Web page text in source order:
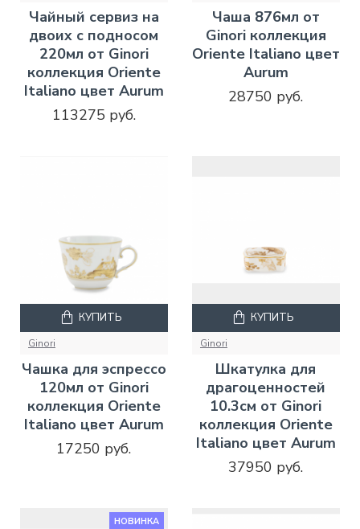
Чайный сервиз на
двоих с подносом
220мл от Ginori
коллекция Oriente
Italiano цвет Aurum
113275 руб.
Чаша 876мл от
Ginori коллекция
Oriente Italiano цвет
Aurum
28750 руб.
Ginori
Чашка для эспрессо
120мл от Ginori
коллекция Oriente
Italiano цвет Aurum
17250 руб.
КУПИТЬ
Ginori
Шкатулка для
драгоценностей
10.3см от Ginori
коллекция Oriente
Italiano цвет Aurum
37950 руб.
КУПИТЬ
НОВИНКА